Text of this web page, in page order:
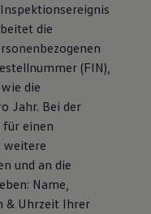
die
(FIN),
die
Jahr. Bei der
einen
und an die
Name,
& Uhrzeit Ihrer